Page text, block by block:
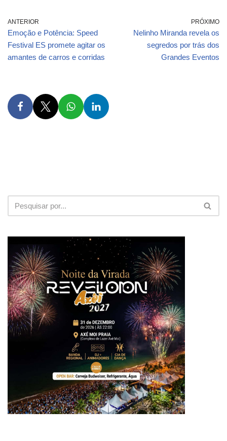
ANTERIOR
Emoção e Potência: Speed
Festival ES promete agitar os
amantes de carros e corridas
PRÓXIMO
Nelinho Miranda revela os
segredos por trás dos
Grandes Eventos